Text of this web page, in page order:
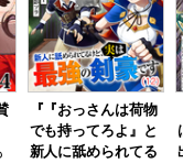
『『おっさんは荷物
でも持ってろよ』と
新人に舐められてる